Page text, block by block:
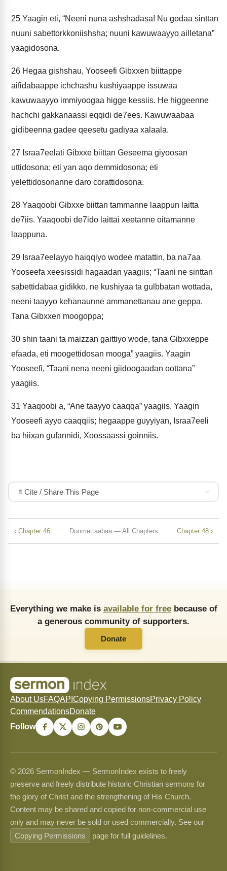
25 Yaagin eti, “Neeni nuna ashshadasa! Nu godaa sinttan
nuuni sabettorkkoniishsha; nuuni kawuwaayyo ailletana”
yaagidosona.
26 Hegaa gishshau, Yooseefi Gibxxen biittappe
aifidabaappe ichchashu kushiyaappe issuwaa
kawuwaayyo immiyoogaa higge kessiis. He higgeenne
hachchi gakkanaassi eqqidi de7ees. Kawuwaabaa
gidibeenna gadee qeesetu gadiyaa xalaala.
27 Israa7eelati Gibxxe biittan Geseema giyoosan
uttidosona; eti yan aqo demmidosona; eti
yelettidosonanne daro corattidosona.
28 Yaaqoobi Gibxxe biittan tammanne laappun laitta
de7iis. Yaaqoobi de7ido laittai xeetanne oitamanne
laappuna.
29 Israa7eelayyo haiqqiyo wodee matattin, ba na7aa
Yooseefa xeesissidi hagaadan yaagiis; “Taani ne sinttan
sabettidabaa gidikko, ne kushiyaa ta gulbbatan wottada,
neeni taayyo kehanaunne ammanettanau ane geppa.
Tana Gibxxen moogoppa;
30 shin taani ta maizzan gaittiyo wode, tana Gibxxeppe
efaada, eti moogettidosan mooga” yaagiis. Yaagin
Yooseefi, “Taani nena neeni giidoogaadan oottana”
yaagiis.
31 Yaaqoobi a, “Ane taayyo caaqqa” yaagiis. Yaagin
Yooseefi ayyo caaqqiis; hegaappe guyyiyan, Israa7eeli
ba hiixan gufannidi, Xoossaassi goinniis.
Cite / Share This Page
‹ Chapter 46 Doomettaabaa — All Chapters Chapter 48 ›
Everything we make is available for freebecause of
a generous community of supporters.
Donate
About UsFAQAPI Copying PermissionsPrivacy Policy
CommendationsDonate
Follow
© 2026 SermonIndex — SermonIndex exists to freely
preserve and freely distribute historic Christian sermons for
the glory of Christ and the strengthening of His Church.
Content may be shared and copied for non-commercial use
only and may never be sold or used commercially. See our
Copying Permissions
page for full guidelines.